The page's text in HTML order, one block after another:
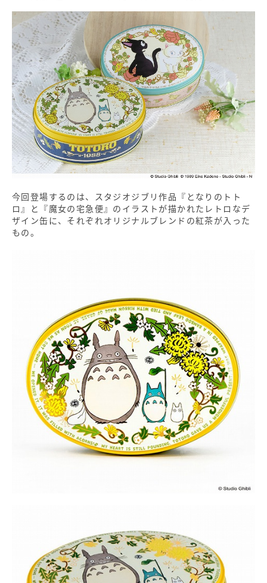
今回登場するのは、スタジオジブリ作品『となりのトト
ロ』と『魔女の宅急便』のイラストが描かれたレトロなデ
ザイン缶に、それぞれオリジナルブレンドの紅茶が入った
もの。